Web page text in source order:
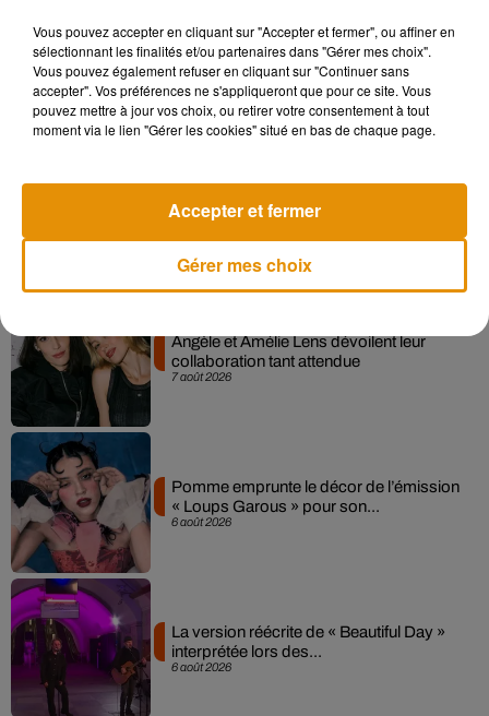
Musique
Sensation » avec Kylie Minogue
7 août 2026
Angèle et Amélie Lens dévoilent leur
collaboration tant attendue
6 août 2026
Pomme emprunte le décor de l’émission
« Loups Garous » pour son...
6 août 2026
La version réécrite de « Beautiful Day »
interprétée lors des...
Vous pouvez accepter en cliquant sur "Accepter et fermer", ou affiner en
sélectionnant les finalités et/ou partenaires dans "Gérer mes choix".
Vous pouvez également refuser en cliquant sur "Continuer sans
accepter". Vos préférences ne s'appliqueront que pour ce site. Vous
pouvez mettre à jour vos choix, ou retirer votre consentement à tout
moment via le lien "Gérer les cookies" situé en bas de chaque page.
Gérer mes choix
Accepter et fermer